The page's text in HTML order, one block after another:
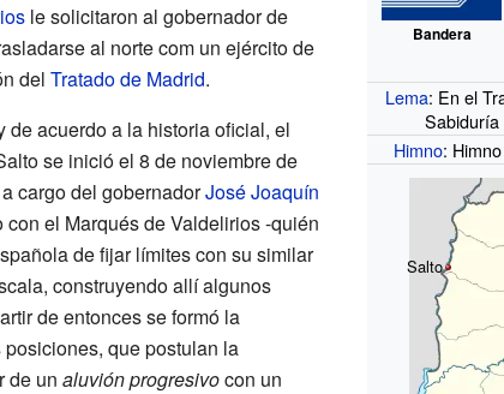
Bandera
Lema: En el
Sabiduría
Himno:
Salto
le solicitaron al gobernador de
al norte com un ejército de
del Tratado de Madrid.
de acuerdo a la historia oficial, el
se inició el 8 de noviembre de
cargo del gobernadorJosé Joaquín
el Marqués de Valdelirios -quién
de fijar límites con su similar
construyendo allí algunos
de entonces se formó la
que postulan la
de un aluvión progresivocon un